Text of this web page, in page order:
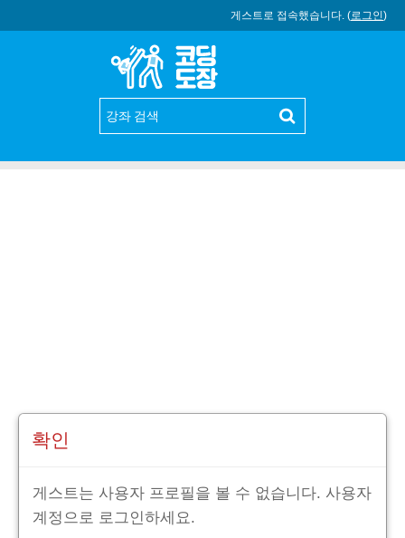
게스트로 접속했습니다. (로그인)
확인
게스트는 사용자 프로필을 볼 수 없습니다. 사용자
계정으로 로그인하세요.